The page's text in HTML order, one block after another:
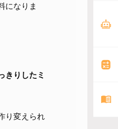
になりま
きりしたミ
り変えられ